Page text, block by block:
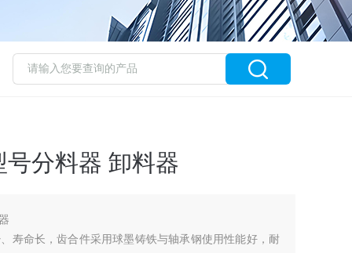
分料器 卸料器
寿命长，齿合件采用球墨铸铁与轴承钢使用性能好，耐